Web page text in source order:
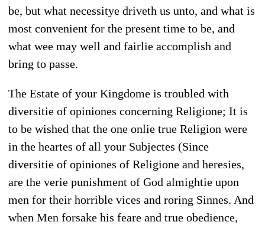
be, but what necessitye driveth us unto, and what is
most convenient for the present time to be, and
what wee may well and fairlie accomplish and
bring to passe.
The Estate of your Kingdome is troubled with
diversitie of opiniones concerning Religione; It is
to be wished that the one onlie true Religion were
in the heartes of all your Subjectes (Since
diversitie of opiniones of Religione and heresies,
are the verie punishment of God almightie upon
men for their horrible vices and roring Sinnes. And
when Men forsake his feare and true obedience,